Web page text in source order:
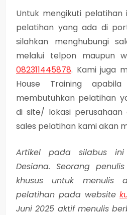
Untuk mengikuti pelatihan
pelatihan yang ada di
silahkan menghubungi
melalui telpon maupun
082311445878. Kami juga
House Training apabila
membutuhkan pelatihan
di site/ lokasi perusahaan
sales pelatihan kami akan
Artikel pada silabus
Desiana. Seorang
khusus untuk menulis
pelatihan pada website
Juni 2025 aktif menulis